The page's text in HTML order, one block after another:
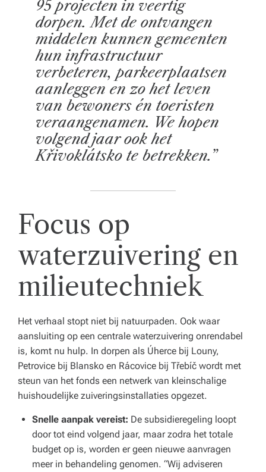
95 projecten in veertig
dorpen. Met de ontvangen
middelen kunnen gemeenten
hun infrastructuur
verbeteren, parkeerplaatsen
aanleggen en zo het leven
van bewoners én toeristen
veraangenamen. We hopen
volgend jaar ook het
Křivoklátsko te betrekken.”
Focus op
waterzuivering en
milieutechniek
Het verhaal stopt niet bij natuurpaden. Ook waar
aansluiting op een centrale waterzuivering onrendabel
is, komt nu hulp. In dorpen als Úherce bij Louny,
Petrovice bij Blansko en Rácovice bij Třebíč wordt met
steun van het fonds een netwerk van kleinschalige
huishoudelijke zuiveringsinstallaties opgezet.
Snelle aanpak vereist: De subsidieregeling loopt
door tot eind volgend jaar, maar zodra het totale
budget op is, worden er geen nieuwe aanvragen
meer in behandeling genomen. “Wij adviseren